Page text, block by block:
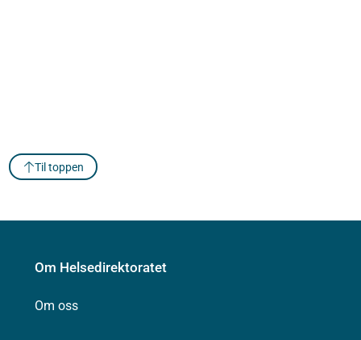
Til toppen
Om Helsedirektoratet
Om oss